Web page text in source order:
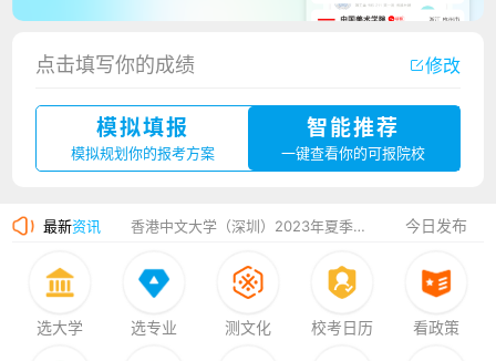
点击填写你的成绩 修改
模拟填报
模拟规划你的报考方案
智能推荐
一键查看你的可报院校
最新资讯
广州华立科技职业学院2023年夏季高考招生简章
香港中文大学（深圳）2023年夏季高考招生简章
厦门大学嘉庚学院2023年艺术类招生简章
今日发布
选大学 选专业 测文化 校考日历 看政策